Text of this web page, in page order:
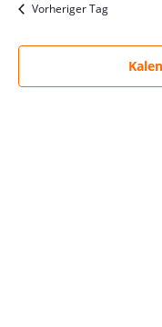
Vorheriger Tag